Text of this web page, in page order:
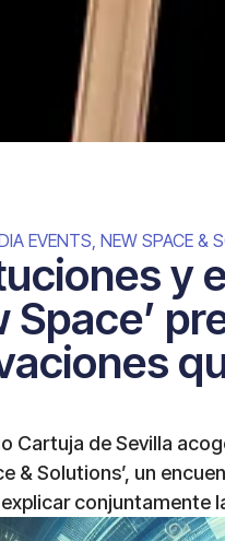
EVENTS ,NEW SPACE &
y
Space’
Cartuja de Sevilla
& Solutions’, un
conjuntamente